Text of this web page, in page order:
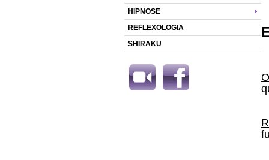
HIPNOSE
REFLEXOLOGIA
SHIRAKU